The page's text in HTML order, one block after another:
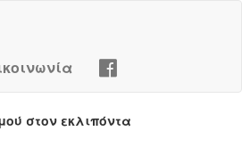
στον εκλιπόντα